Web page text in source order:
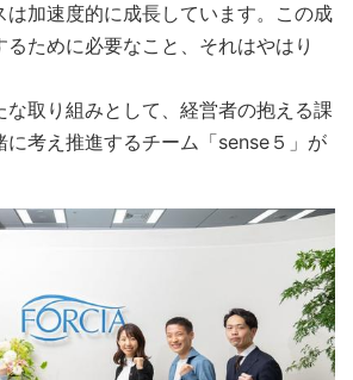
は加速度的に成長しています。この成
ために必要なこと、それはやはり
な取り組みとして、経営者の抱える課
に考え推進するチーム「sense５」が